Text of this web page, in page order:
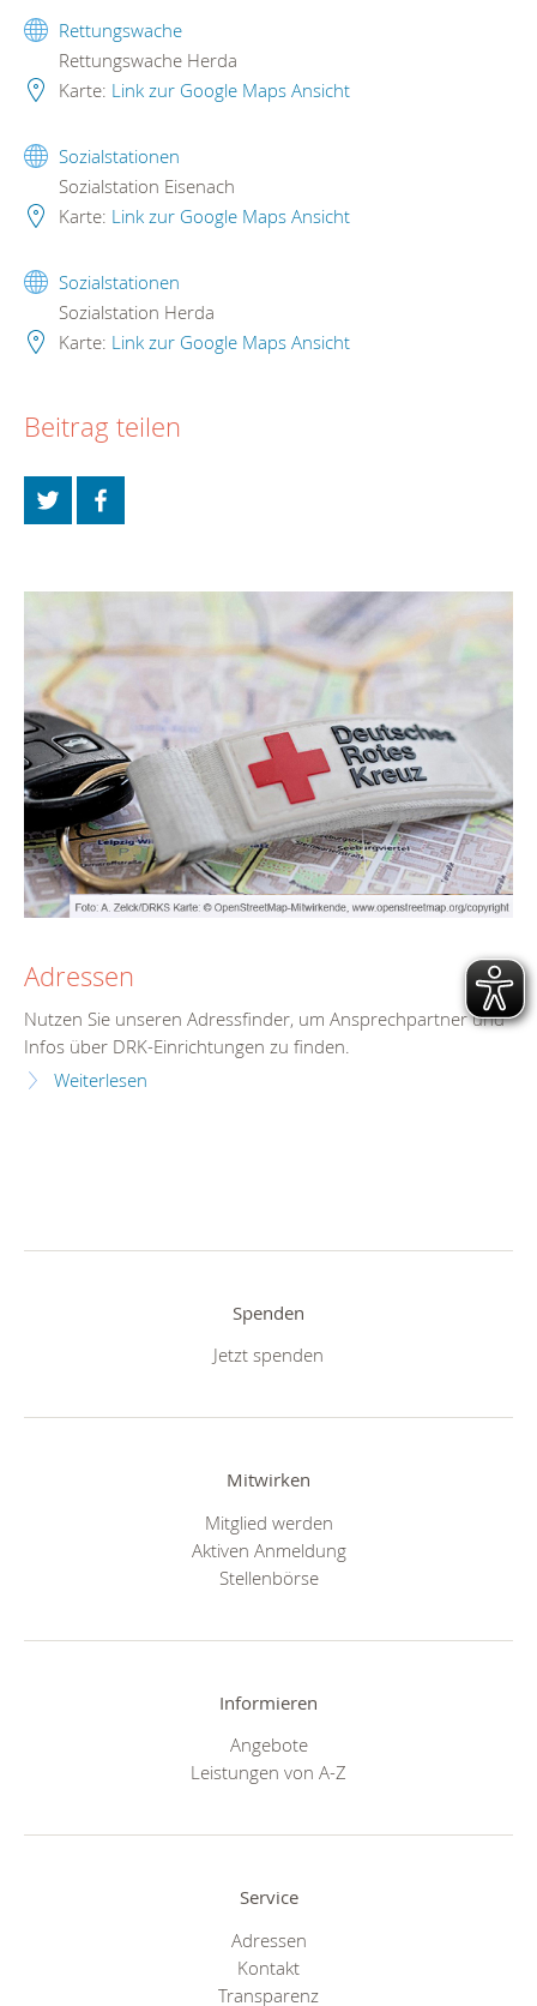
Rettungswache
Rettungswache Herda
Karte: Link zur Google Maps Ansicht
Sozialstationen
Sozialstation Eisenach
Karte: Link zur Google Maps Ansicht
Sozialstationen
Sozialstation Herda
Karte: Link zur Google Maps Ansicht
Beitrag teilen
Adressen
Nutzen Sie unseren Adressfinder, um Ansprechpartner und
Infos über DRK-Einrichtungen zu finden.
Weiterlesen
Spenden
Jetzt spenden
Mitwirken
Mitglied werden
Aktiven Anmeldung
Stellenbörse
Informieren
Angebote
Leistungen von A-Z
Service
Adressen
Kontakt
Transparenz